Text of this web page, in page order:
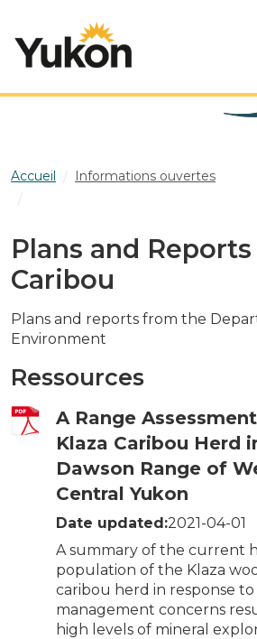
Accueil
Informations ouvertes
Plans and Reports
Caribou
Plans and reports from the
Environment
Ressources
A Range
Klaza Caribou Herd
Dawson Range of
Central Yukon
Date updated:2021-04-01
A summary of the current
population of the Klaza
caribou herd in response to
management concerns
high levels of mineral